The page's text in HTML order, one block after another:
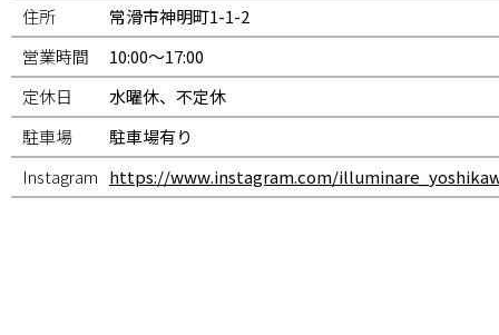
住所
常滑市神明町1-1-2
営業時間
10:00～17:00
定休日
水曜休、不定休
駐車場
駐車場有り
Instagram https://www.instagram.com/